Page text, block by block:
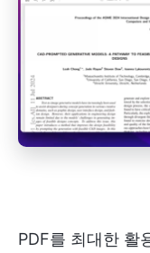
PDF를 최대한 활